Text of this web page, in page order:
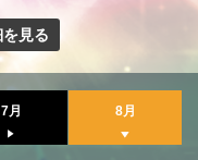
見る
7月 8月